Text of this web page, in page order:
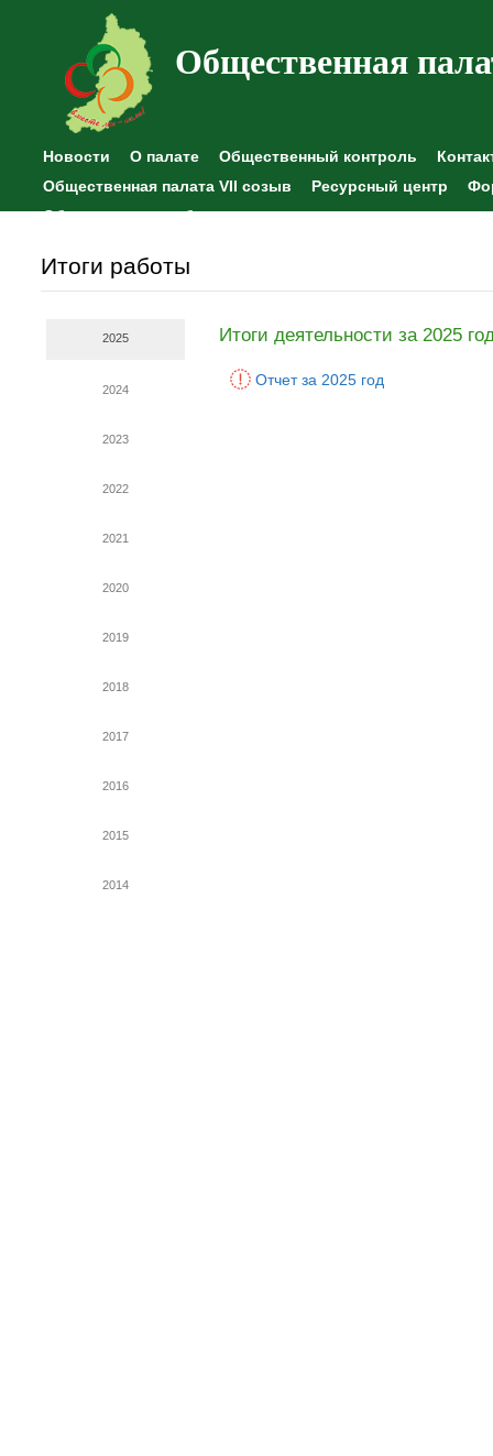
Общественная
Новости О палате Общественный контроль
Общественная палата VII созыв
Ресурсный центр
Общественные наблюдения
Итоги работы
2025
2024
2023
2022
2021
2020
2019
2018
2017
2016
2015
2014
Итоги деятельности за 2025
Отчет за 2025 год